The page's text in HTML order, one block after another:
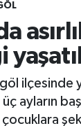
ayların
çocuklara
Durumu
Haberleri